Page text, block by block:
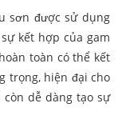
sơn được sử dụng
kết hợp của gam
toàn có thể kết
trọng, hiện đại cho
dễ dàng tạo sự